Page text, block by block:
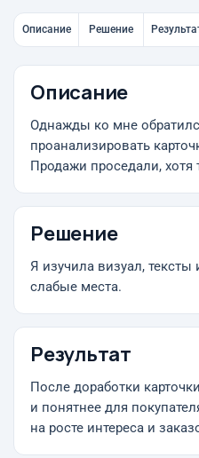
Описание Решение
Описание
Однажды ко мне
проанализировать
Продажи проседали,
Решение
Я изучила визуал,
слабые места.
Результат
После доработки
и понятнее для
на росте интереса и